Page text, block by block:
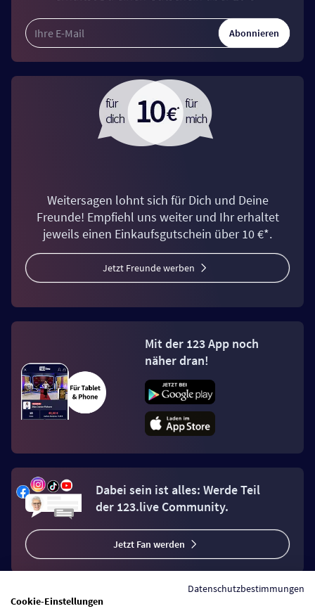
Abonnieren
Weitersagen lohnt sich für Dich und Deine
Freunde! Empfiehl uns weiter und Ihr erhaltet
jeweils einen Einkaufsgutschein über 10 €*.
Jetzt Freunde werben
Mit der 123 App noch
näher dran!
Dabei sein ist alles: Werde Teil
der 123.live Community.
Jetzt Fan werden
Datenschutzbestimmungen
Cookie-Einstellungen